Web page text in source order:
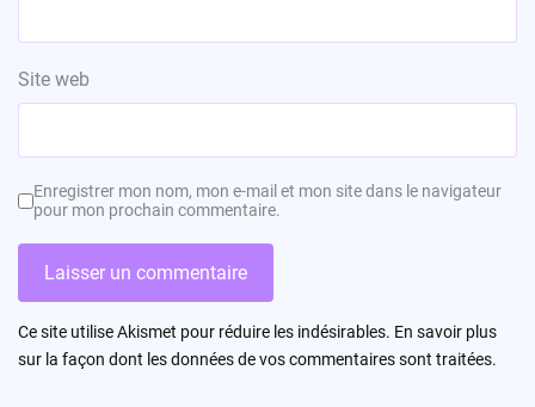
Site web
Enregistrer mon nom, mon e-mail et mon site dans le navigateur
pour mon prochain commentaire.
Ce site utilise Akismet pour réduire les indésirables. En savoir plus
sur la façon dont les données de vos commentaires sont traitées.